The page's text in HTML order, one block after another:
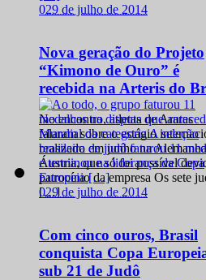
029 de julho de 2014
Nova geração do Projeto
“Kimono de Ouro” é
recebida na Arteris do
No encontro, atletas de Araras
falaram sobre o estágio
realizado em junho na
Áustria, que só foi possível
patrocínio da empresa Os sete
[…]
029 de julho de 2014
Com cinco ouros, Brasil
conquista Copa
sub 21 de Judô